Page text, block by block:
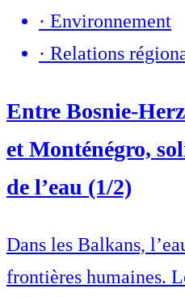
· Environnement
· Relations
Entre Bosnie-
et Monténégro,
de l’eau (1/2)
Dans les Balkans,
frontières humaines.